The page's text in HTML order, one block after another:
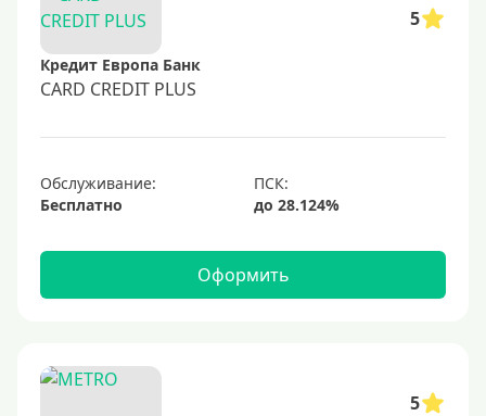
50000 руб
60000 руб
70000 руб
150000 руб
250000 руб
300000 руб
500000 руб
5
Кредит Европа Банк
CARD CREDIT PLUS
Обслуживание:
Бесплатно
Оформить
5